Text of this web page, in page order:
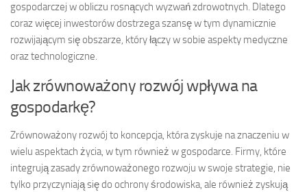
gospodarczej w obliczu rosnących wyzwań zdrowotnych. Dlatego
coraz więcej inwestorów dostrzega szansę w tym dynamicznie
rozwijającym się obszarze, który łączy w sobie aspekty medyczne
oraz technologiczne.
Jak zrównoważony rozwój wpływa na
gospodarkę?
Zrównoważony rozwój to koncepcja, która zyskuje na znaczeniu w
wielu aspektach życia, w tym również w gospodarce. Firmy, które
integrują zasady zrównoważonego rozwoju w swoje strategie, nie
tylko przyczyniają się do ochrony środowiska, ale również zyskują